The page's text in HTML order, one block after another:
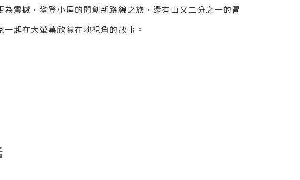
震撼，攀登小屋的開創新路線之旅，還有山又二分之一的冒
一起在大螢幕欣賞在地視角的故事。